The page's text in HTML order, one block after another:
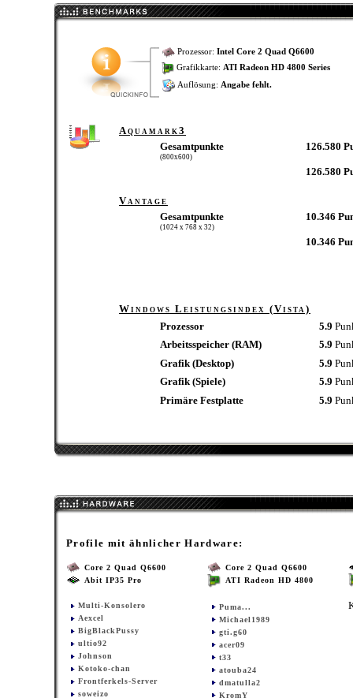
Prozessor: Intel Core 2 Quad Q6600
Grafikkarte: ATI Radeon HD 4800 Series
Auflösung: Angabe fehlt.
Aquamark3
Gesamtpunkte
(800x600)
126.580
126.580
Vantage
Gesamtpunkte
(1024 x 768 x 32)
10.346
10.346
Windows Leistungsindex (Vista)
Prozessor
5.9
Arbeitsspeicher (RAM)
5.9
Grafik (Desktop)
5.9
Grafik (Spiele)
5.9
Primäre Festplatte
5.9
Profile mit ähnlicher Hardware:
Core 2 Quad Q6600
Abit IP35 Pro
Multi-Konsolero
Aexcel
BigBlackPussy
ultio92
Johnson
Kotoko-chan
Frontferkels-Server
soweizo
Core 2 Quad Q6600
ATI Radeon HD 4800
Puma...
Michael1989
gti.g60
acer09
t33
atouba24
dmatulla2
KromY